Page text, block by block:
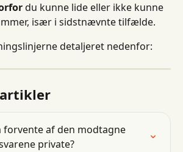
du kunne lide eller ikke kunne
især i sidstnævnte tilfælde.
detaljeret nedenfor:
forvente af den modtagne
private?